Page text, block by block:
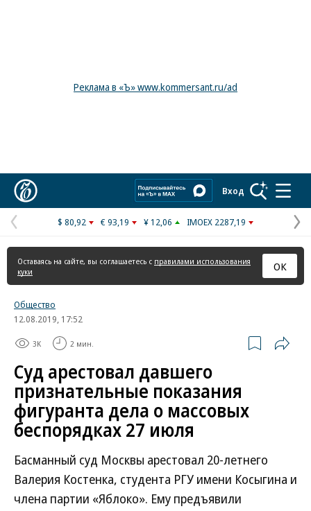
Реклама в «Ъ» www.kommersant.ru/ad
Вход
Предыдущая
страница
$ 80,92 € 93,19 ¥ 12,06 IMOEX 2287,19
Оставаясь на сайте, вы соглашаетесь с правилами использования
куки
ОК
Общество
12.08.2019, 17:52
3K 2 мин.
Суд арестовал давшего
признательные показания
фигуранта дела о массовых
беспорядках 27 июля
Басманный суд Москвы арестовал 20-летнего
Валерия Костенка, студента РГУ имени Косыгина и
члена партии «Яблоко». Ему предъявили